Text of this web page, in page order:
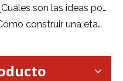
¿Cuáles son las ideas populares para la configuración de la iluminación del escenario de la iglesia?
Cómo construir una etapa de la iglesia